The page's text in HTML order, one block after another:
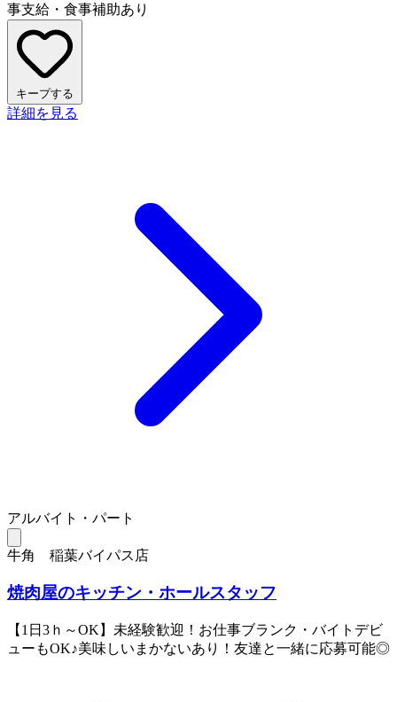
事支給・食事補助あり
キープする
詳細を見る
アルバイト・パート
牛角 稲葉バイパス店
焼肉屋のキッチン・ホールスタッフ
【1日3ｈ～OK】未経験歓迎！お仕事ブランク・バイトデビ
ューもOK♪美味しいまかないあり！友達と一緒に応募可能◎